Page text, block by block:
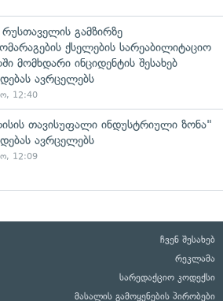
რუსთაველის გამზირზე
ქსელების სარეაბილიტაციო
მომხდარი ინციდენტის შესახებ
ავრცელებს
12:40
თავისუფალი ინდუსტრიული ზონა"
ავრცელებს
12:09
ჩვენ შესახებ
რეკლამა
სარედაქციო კოდექსი
მასალის გამოყენების პირობები